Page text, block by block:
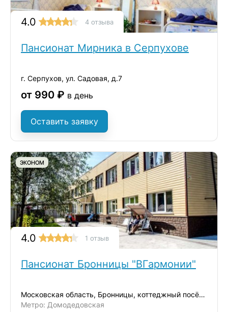
4.0 4 отзыва
Пансионат Мирника в Серпухове
г. Серпухов, ул. Садовая, д.7
от 990 ₽ в день
Оставить заявку
ЭКОНОМ
4.0 1 отзыв
Пансионат Бронницы "ВГармонии"
Московская область, Бронницы, коттеджный посёлок Бронницы, 40
Метро: Домодедовская